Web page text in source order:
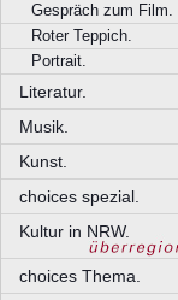
Gespräch zum Film.
Roter Teppich.
Portrait.
Literatur.
Musik.
Kunst.
choices spezial.
Kultur in NRW.
choices Thema.